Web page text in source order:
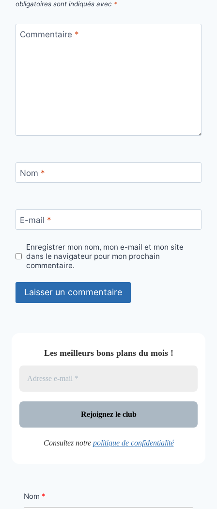
obligatoires sont indiqués avec *
Commentaire *
Nom *
E-mail *
Enregistrer mon nom, mon e-mail et mon site
dans le navigateur pour mon prochain
commentaire.
Les meilleurs bons plans du mois !
Consultez notre politique de confidentialité
Nom